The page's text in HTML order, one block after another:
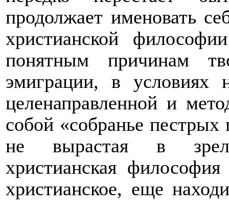
продолжает именовать
христианской
понятным причинам
эмиграции, в условиях
целенаправленной и
собой «собранье пестрых
не вырастая в
христианская
христианское, еще